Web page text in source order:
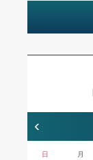
‹
日 月